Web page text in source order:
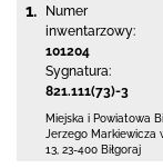
1.
Numer
inwentarzowy:
101204
Sygnatura:
821.111(73)-3
Miejska i Powiatowa
Jerzego Markiewicza
13 23-400 Biłgoraj